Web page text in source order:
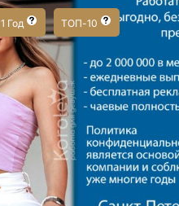
1 Год ТОП-10